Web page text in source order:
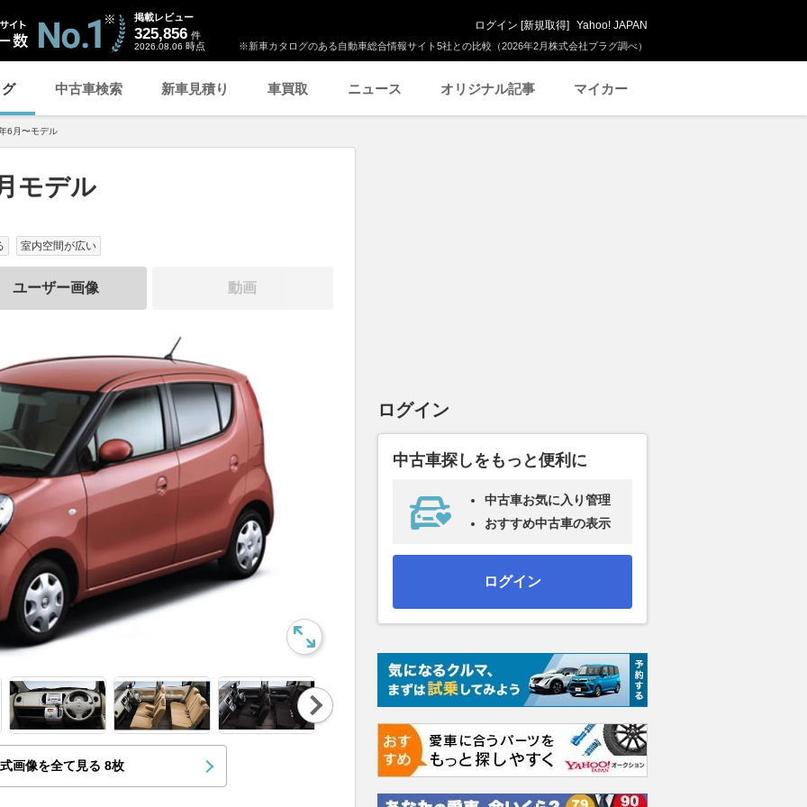
※新車カタログのある自動車総合情報サイト5社との比較（2026年2月株式会社プラグ調べ）
掲載レビュー
325,856 件
2026.08.06 時点
ログイン [新規取得] Yahoo! JAPAN
中古車検索 新車見積り 車買取 ニュース オリジナル記事 マイカー
6月〜モデル
モデル
室内空間が広い
ユーザー画像 動画
Nex
t
画像を全て見る 8枚
ログイン
中古車探しをもっと便利に
中古車お気に入り管理
おすすめ中古車の表示
ログイン